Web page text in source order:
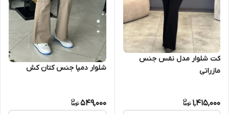
کت شلوار مدل نفس جنس
مازراتی
1,415,000
شلوار دمپا جنس کتان کش
549,000